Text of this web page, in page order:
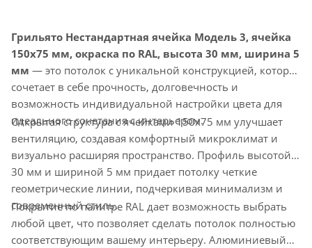
Грильято Нестандартная ячейка Модель 3, ячейка
150х75 мм, окраска по RAL, высота 30 мм, ширина 5
мм — это потолок с уникальной конструкцией, которая
сочетает в себе прочность, долговечность и
возможность индивидуальной настройки цвета для
идеального сочетания с интерьером.
Открытая структура с ячейками 150х75 мм улучшает
вентиляцию, создавая комфортный микроклимат и
визуально расширяя пространство. Профиль высотой
30 мм и шириной 5 мм придает потолку четкие
геометрические линии, подчеркивая минимализм и
современный стиль.
Покрытие по палитре RAL дает возможность выбрать
любой цвет, что позволяет сделать потолок полностью
соответствующим вашему интерьеру. Алюминиевый